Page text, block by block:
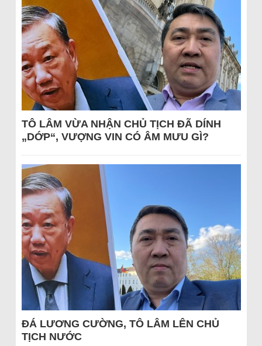
TÔ LÂM VỪA NHẬN CHỦ TỊCH ĐÃ DÍNH
„DỚP“, VƯỢNG VIN CÓ ÂM MƯU GÌ?
ĐÁ LƯƠNG CƯỜNG, TÔ LÂM LÊN CHỦ
TỊCH NƯỚC